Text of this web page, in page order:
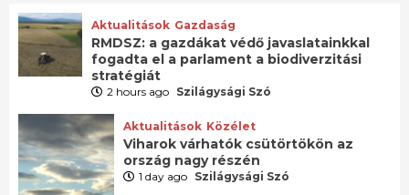
Aktualitások Gazdaság
RMDSZ: a gazdákat védő javaslatainkkal
fogadta el a parlament a biodiverzitási
stratégiát
2 hours ago Szilágysági Szó
Aktualitások Közélet
Viharok várhatók csütörtökön az
ország nagy részén
1 day ago Szilágysági Szó